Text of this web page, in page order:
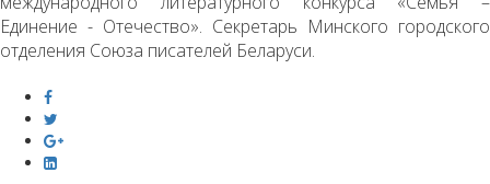
Единение - Отечество». Секретарь Минского городского
отделения Союза писателей Беларуси.